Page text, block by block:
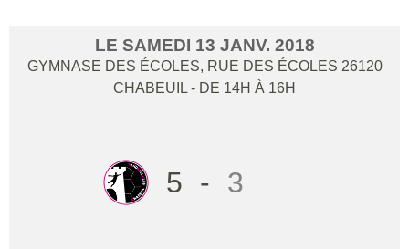
LE SAMEDI 13 JANV. 2018
GYMNASE DES ÉCOLES, RUE DES ÉCOLES 26120
CHABEUIL - DE 14H À 16H
5 - 3